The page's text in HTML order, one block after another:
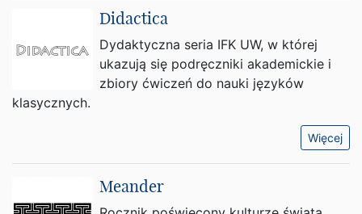
Didactica
Dydaktyczna seria IFK UW, w której
ukazują się podręczniki akademickie i
zbiory ćwiczeń do nauki języków
klasycznych.
Więcej
Meander